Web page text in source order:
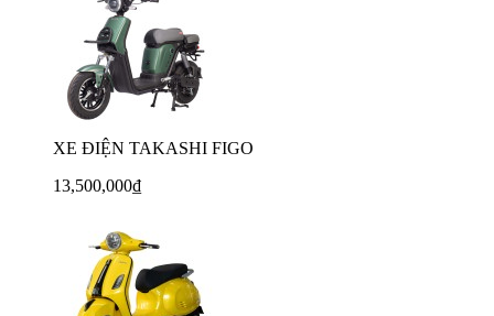
XE ĐIỆN TAKASHI FIGO
13,500,000₫